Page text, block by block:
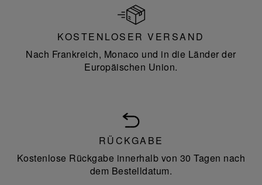
KOSTENLOSER VERSAND
Nach Frankreich, Monaco und in die Länder der
Europäischen Union.
RÜCKGABE
Kostenlose Rückgabe innerhalb von 30 Tagen nach
dem Bestelldatum.